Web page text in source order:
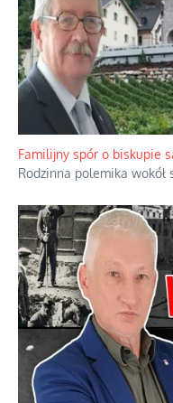
Ciemna strona
Historia jest
że będziemy coś
powstania nie zrobili, jest